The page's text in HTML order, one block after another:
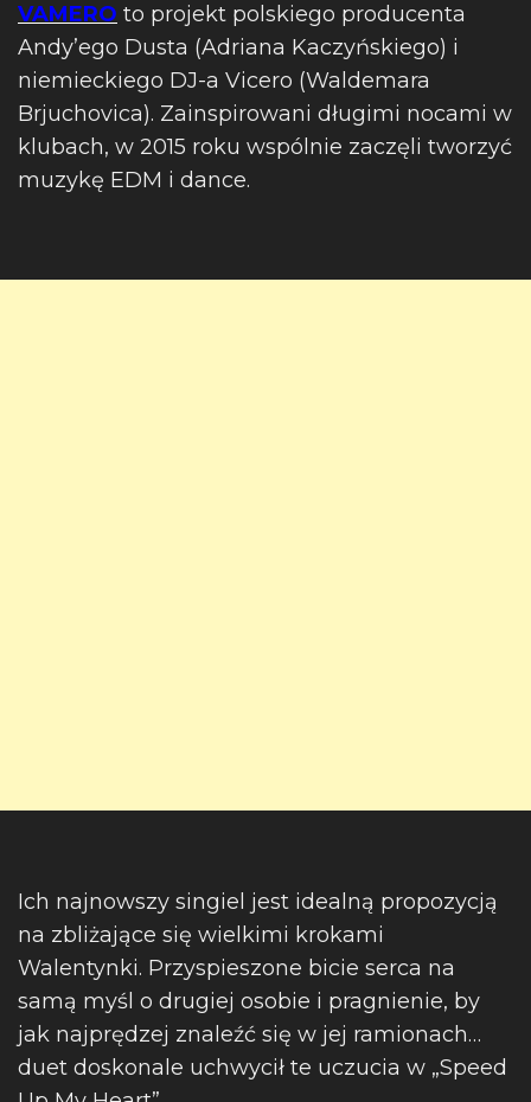
VAMERO to projekt polskiego producenta
Andy’ego Dusta (Adriana Kaczyńskiego) i
niemieckiego DJ-a Vicero (Waldemara
Brjuchovica). Zainspirowani długimi nocami w
klubach, w 2015 roku wspólnie zaczęli tworzyć
muzykę EDM i dance.
Ich najnowszy singiel jest idealną propozycją
na zbliżające się wielkimi krokami
Walentynki. Przyspieszone bicie serca na
samą myśl o drugiej osobie i pragnienie, by
jak najprędzej znaleźć się w jej ramionach…
duet doskonale uchwycił te uczucia w „Speed